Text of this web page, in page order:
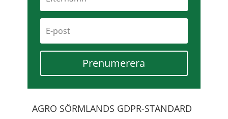
Prenumerera
AGRO SÖRMLANDS GDPR-STANDARD